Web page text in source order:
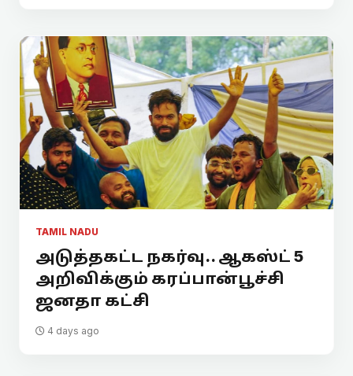
TAMIL NADU
அடுத்தகட்ட நகர்வு.. ஆகஸ்ட் 5
அறிவிக்கும் கரப்பான்பூச்சி
ஜனதா கட்சி
4 days ago